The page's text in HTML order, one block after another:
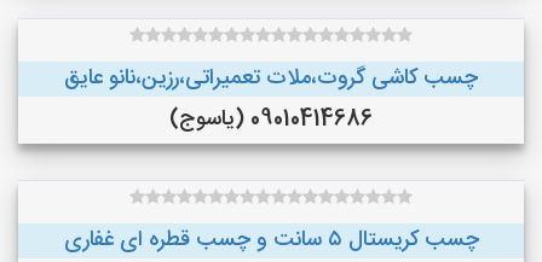
چسب کاشی گروت،ملات تعمیراتی،رزین،نانو عایق
09010414686 (یاسوج)
چسب کریستال ۵ سانت و چسب قطره ای غفاری